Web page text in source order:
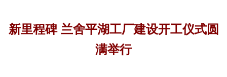
新里程碑 兰舍平湖工厂建设开工仪式圆
满举行